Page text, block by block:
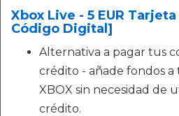
Xbox Live - 5 EUR
Código Digital]
Alternativa a pagar tus
crédito - añade fondos
XBOX sin necesidad de
crédito.